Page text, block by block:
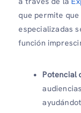
que permite
especializadas
función
Potencial